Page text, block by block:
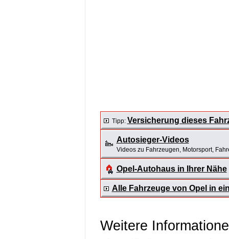
Tipp: Versicherung dieses
Autosieger-Videos
Videos zu Fahrzeugen, Motorsport,
Opel-Autohaus in Ihrer Nähe
Alle Fahrzeuge von Opel in
Weitere